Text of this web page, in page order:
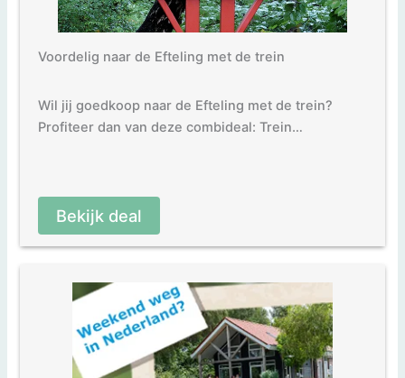
Voordelig naar de Efteling met de trein
Wil jij goedkoop naar de Efteling met de trein?
Profiteer dan van deze combideal: Trein…
Bekijk deal